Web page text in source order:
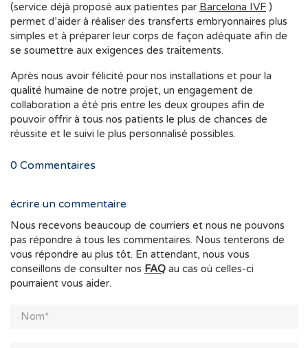
(service déjà proposé aux patientes par Barcelona IVF )
permet d’aider à réaliser des transferts embryonnaires plus
simples et à préparer leur corps de façon adéquate afin de
se soumettre aux exigences des traitements.
Après nous avoir félicité pour nos installations et pour la
qualité humaine de notre projet, un engagement de
collaboration a été pris entre les deux groupes afin de
pouvoir offrir à tous nos patients le plus de chances de
réussite et le suivi le plus personnalisé possibles.
0 Commentaires
écrire un commentaire
Nous recevons beaucoup de courriers et nous ne pouvons
pas répondre à tous les commentaires. Nous tenterons de
vous répondre au plus tôt. En attendant, nous vous
conseillons de consulter nos FAQ au cas où celles-ci
pourraient vous aider.